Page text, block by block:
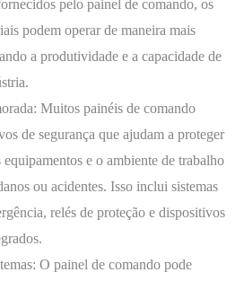
pelo painel de comando, os
podem operar de maneira mais
a produtividade e a capacidade de
Muitos painéis de comando
de segurança que ajudam a proteger
equipamentos e o ambiente de trabalho
ou acidentes. Isso inclui sistemas
relés de proteção e dispositivos
O painel de comando pode